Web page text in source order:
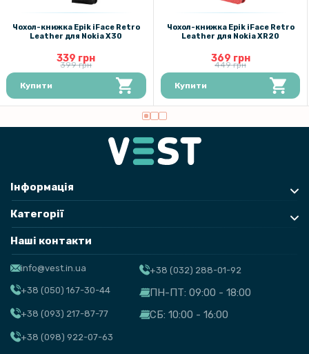
Чохол-книжка Epik iFace Retro
Leather для Nokia X30
339 грн
399 грн
Купити
Чохол-книжка Epik iFace Retro
Leather для Nokia XR20
369 грн
449 грн
Купити
Інформація
Категорії
Наші контакти
info@vest.in.ua
+38 (050) 167-30-44
+38 (093) 217-87-77
+38 (098) 922-07-63
+38 (032) 288-01-92
ПН-ПТ: 09:00 - 18:00
СБ: 10:00 - 16:00